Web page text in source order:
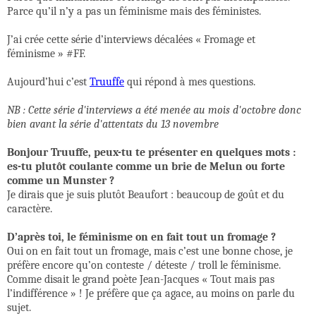
Parce qu’il n’y a pas un féminisme mais des féministes.
J’ai crée cette série d’interviews décalées « Fromage et
féminisme » #FF.
Aujourd’hui c’est Truuffe qui répond à mes questions.
NB : Cette série d'interviews a été menée au mois d'octobre donc
bien avant la série d'attentats du 13 novembre
Bonjour Truuffe, peux-tu te présenter en quelques mots :
es-tu plutôt coulante comme un brie de Melun ou forte
comme un Munster ?
Je dirais que je suis plutôt Beaufort : beaucoup de goût et du
caractère.
D’après toi, le féminisme on en fait tout un fromage ?
Oui on en fait tout un fromage, mais c’est une bonne chose, je
préfère encore qu’on conteste / déteste / troll le féminisme.
Comme disait le grand poète Jean-Jacques « Tout mais pas
l’indifférence » ! Je préfère que ça agace, au moins on parle du
sujet.